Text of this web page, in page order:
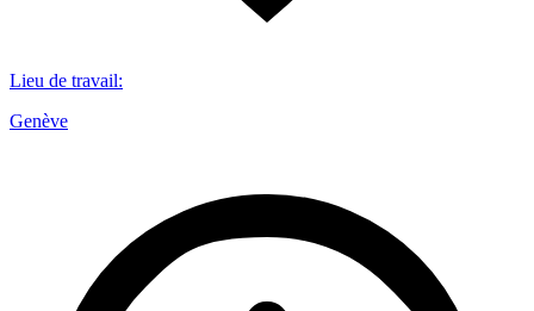
Lieu de travail:
Genève